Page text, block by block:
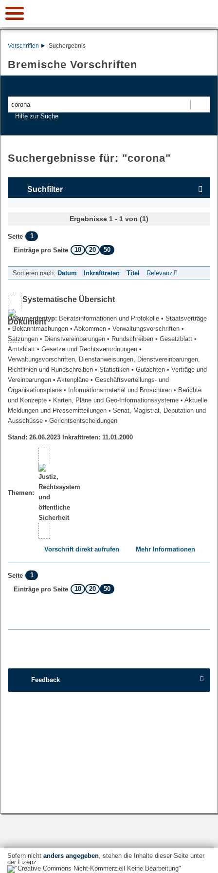
Vorschriften Suchergebnis
Bremische Vorschriften
Hilfe zur Suche
Suchergebnisse für: "corona"
Suchfilter
Ergebnisse 1 - 1 von (1)
Seite
1
Einträge pro Seite
10 20 50
Sortieren nach: Datum Inkrafttreten Titel Relevanz
Systematische Übersicht
Dokumententyp: Beiratsinformationen und Protokolle • Staatsverträge
• Bekanntmachungen • Abkommen • Verwaltungsvorschriften •
Satzungen • Dienstvereinbarungen • Rundschreiben • Gesetzblatt •
Amtsblatt • Gesetze und Rechtsverordnungen •
Verwaltungsvorschriften, Dienstanweisungen, Dienstvereinbarungen,
Richtlinien und Rundschreiben • Statistiken • Gutachten • Verträge und
Vereinbarungen • Aktenpläne • Geschäftsverteilungs- und
Organisationspläne • Informationsmaterial und Broschüren • Berichte
und Konzepte • Karten, Pläne und Geo-Informationssysteme • Aktuelle
Meldungen und Pressemitteilungen • Senat, Magistrat, Deputation und
Ausschüsse • Gerichtsentscheidungen
Stand: 26.06.2023 Inkrafttreten: 11.01.2000
Themen:
Vorschrift direkt aufrufen Mehr Informationen
Seite
1
Einträge pro Seite
10 20 50
Feedback
Sofern nicht anders angegeben, stehen die Inhalte dieser Seite unter
der Lizenz